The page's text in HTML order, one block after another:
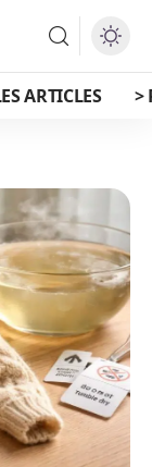
ARTICLES >